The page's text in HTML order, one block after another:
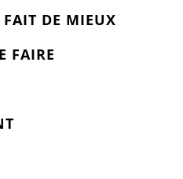
FAIT DE MIEUX
FAIRE